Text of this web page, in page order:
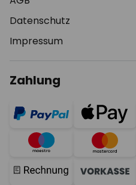
Datenschutz
Impressum
Zahlung